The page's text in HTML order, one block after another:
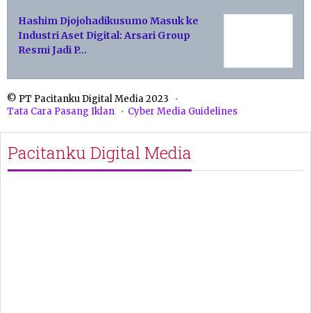
Hashim Djojohadikusumo Masuk ke
Industri Aset Digital: Arsari Group
Resmi Jadi P…
© PT Pacitanku Digital Media 2023
Tata Cara Pasang Iklan
Cyber Media Guidelines
Pacitanku Digital Media